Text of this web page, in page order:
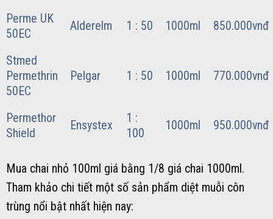
Perme UK
50EC
Alderelm 1 : 50 1000ml 850.000vnđ
Stmed
Permethrin
50EC
Pelgar 1 : 50 1000ml 770.000vnđ
Permethor
Shield
Ensystex
1 :
100
1000ml 950.000vnđ
Mua chai nhỏ 100ml giá bằng 1/8 giá chai 1000ml.
Tham khảo chi tiết một số sản phẩm diệt muỗi côn
trùng nổi bật nhất hiện nay: